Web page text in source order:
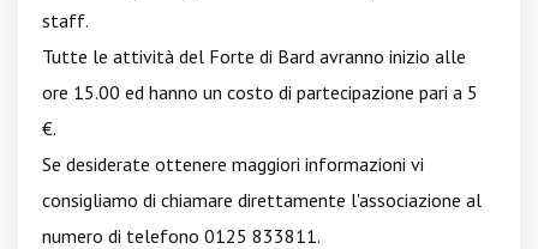
staff.
Tutte le attività del Forte di Bard avranno inizio alle
ore 15.00 ed hanno un costo di partecipazione pari a 5
€.
Se desiderate ottenere maggiori informazioni vi
consigliamo di chiamare direttamente l'associazione al
numero di telefono 0125 833811.